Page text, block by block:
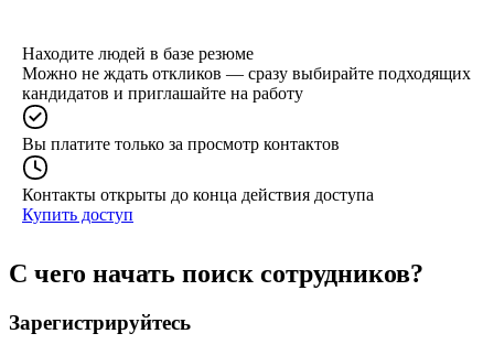
Находите людей в базе резюме
Можно не ждать откликов — сразу выбирайте подходящих
кандидатов и приглашайте на работу
Вы платите только за просмотр контактов
Контакты открыты до конца действия доступа
Купить доступ
С чего начать поиск сотрудников?
Зарегистрируйтесь